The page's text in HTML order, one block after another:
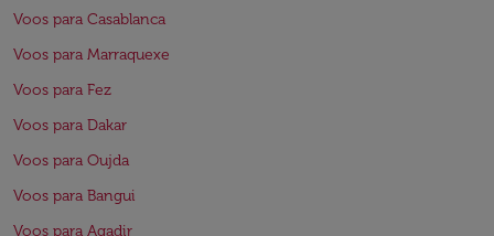
Voos para Casablanca
Voos para Marraquexe
Voos para Fez
Voos para Dakar
Voos para Oujda
Voos para Bangui
Voos para Agadir